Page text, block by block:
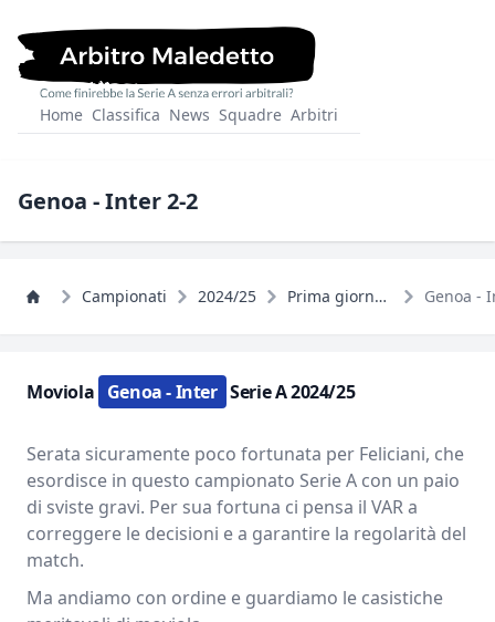
Home Classifica News Squadre Arbitri
Genoa - Inter 2-2
Campionati 2024/25 Prima giornata con il VAR che salva gli arbitri, ma non tutti Genoa -
Moviola Genoa - Inter Serie A 2024/25
Serata sicuramente poco fortunata per Feliciani, che
esordisce in questo campionato Serie A con un paio
di sviste gravi. Per sua fortuna ci pensa il VAR a
correggere le decisioni e a garantire la regolarità del
match.
Ma andiamo con ordine e guardiamo le casistiche